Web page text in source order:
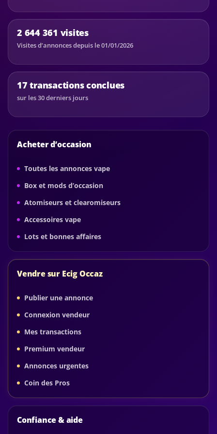
2 644 361 visites
Visites d’annonces depuis le 01/01/2026
17 transactions conclues
sur les 30 derniers jours
Acheter d’occasion
Toutes les annonces vape
Box et mods d’occasion
Atomiseurs et clearomiseurs
Accessoires vape
Lots et bonnes affaires
Vendre sur Ecig Occaz
Publier une annonce
Connexion vendeur
Mes transactions
Premium vendeur
Annonces urgentes
Coin des Pros
Confiance & aide